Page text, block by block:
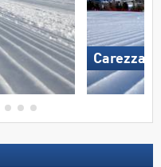
Carezza